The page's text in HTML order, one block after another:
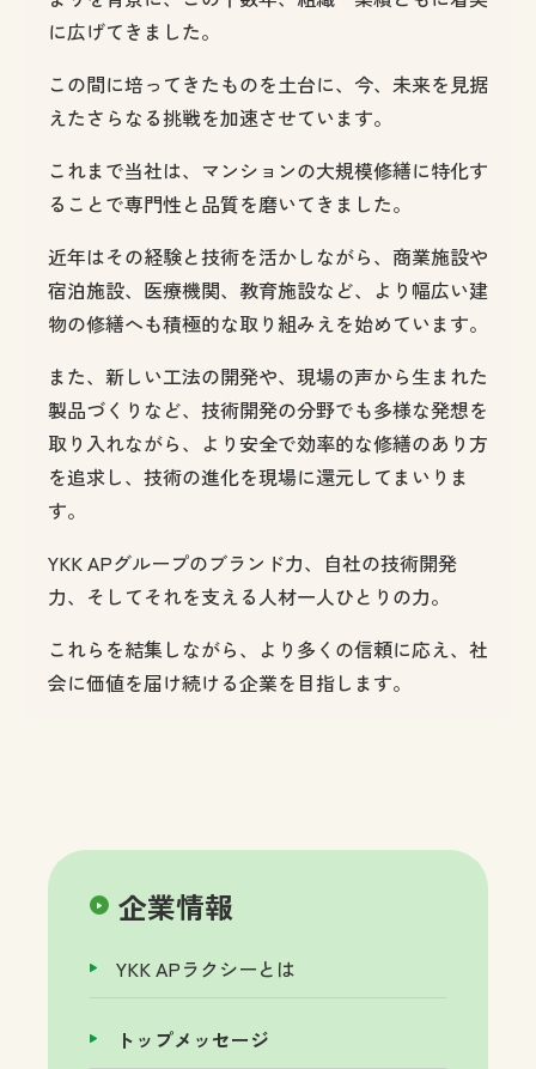
に広げてきました。
この間に培ってきたものを土台に、今、未来を見据
えたさらなる挑戦を加速させています。
これまで当社は、マンションの大規模修繕に特化す
ることで専門性と品質を磨いてきました。
近年はその経験と技術を活かしながら、商業施設や
宿泊施設、医療機関、教育施設など、より幅広い建
物の修繕へも積極的な取り組みえを始めています。
また、新しい工法の開発や、現場の声から生まれた
製品づくりなど、技術開発の分野でも多様な発想を
取り入れながら、より安全で効率的な修繕のあり方
を追求し、技術の進化を現場に還元してまいりま
す。
YKK APグループのブランド力、自社の技術開発
力、そしてそれを支える人材一人ひとりの力。
これらを結集しながら、より多くの信頼に応え、社
会に価値を届け続ける企業を目指します。
企業情報
YKK APラクシーとは
トップメッセージ